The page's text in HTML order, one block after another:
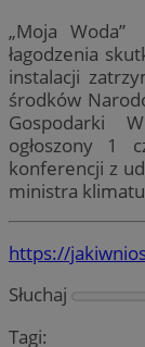
„Moja
łagodzenia
instalacji
środków
Gospodarki
ogłoszony 1
konferencji z
ministra
https://
Słuchaj
Tagi: